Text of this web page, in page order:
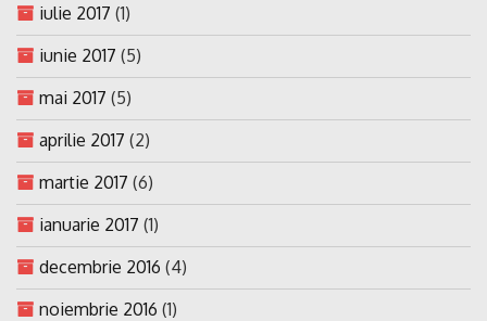
iulie 2017 (1)
iunie 2017 (5)
mai 2017 (5)
aprilie 2017 (2)
martie 2017 (6)
ianuarie 2017 (1)
decembrie 2016 (4)
noiembrie 2016 (1)